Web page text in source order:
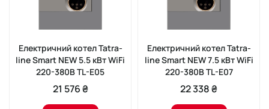
Електричний котел Tatra-
line Smart NEW 5.5 кВт WiFi
220-380В TL-E05
21 576 ₴
Електричний котел Tatra-
line Smart NEW 7.5 кВт WiFi
220-380В TL-E07
22 338 ₴